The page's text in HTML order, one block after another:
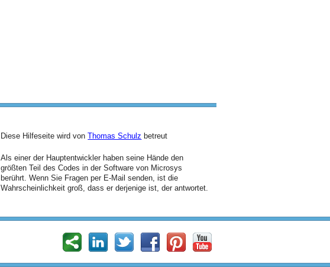
Diese Hilfeseite wird vonThomas Schulz betreut
Als einer der Hauptentwickler haben seine Hände den
größten Teil des Codes in der Software von Microsys
berührt. Wenn Sie Fragen per E-Mail senden, ist die
Wahrscheinlichkeit groß, dass er derjenige ist, der antwortet.